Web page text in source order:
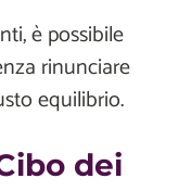
è possibile
rinunciare
equilibrio.
dei